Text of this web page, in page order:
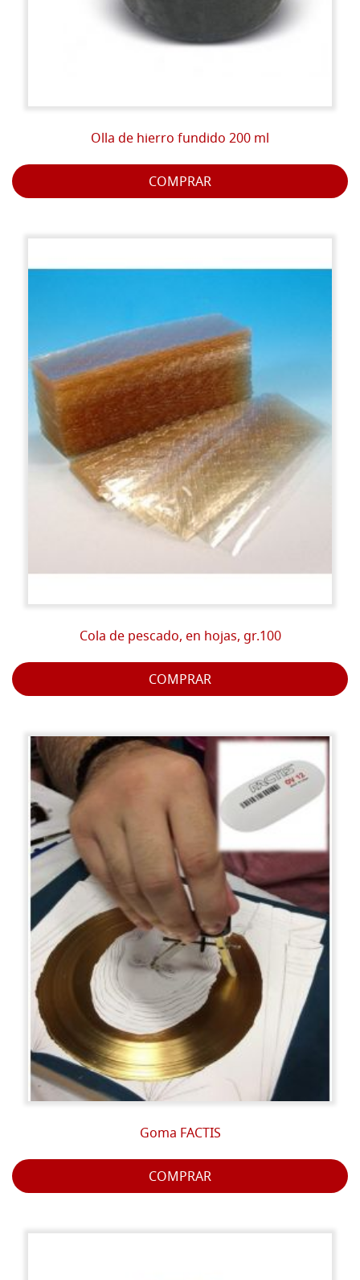
Olla de hierro fundido 200 ml
COMPRAR
Cola de pescado, en hojas, gr.100
COMPRAR
Goma FACTIS
COMPRAR